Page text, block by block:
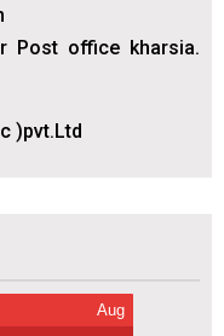
Post office kharsia.
)pvt.Ltd
Aug